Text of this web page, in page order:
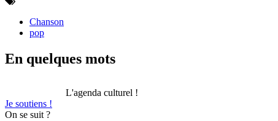
Chanson
pop
En quelques mots
L'agenda culturel !
Je soutiens !
On se suit ?